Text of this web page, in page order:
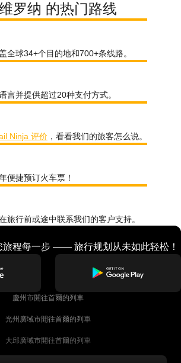
罗纳 的热门路线
全球34+个目的地和700+条线路。
言并提供超过20种支付方式。
Ninja 评价 ，看看我们的旅客怎么说。
便捷预订火车票！
旅行前或途中联系我们的客户支持。
旅程每一步 —— 旅行规划从未如此轻松！
慶州市開往首爾的列車
光州廣域市開往首爾的列車
大邱廣域市開往首爾的列車